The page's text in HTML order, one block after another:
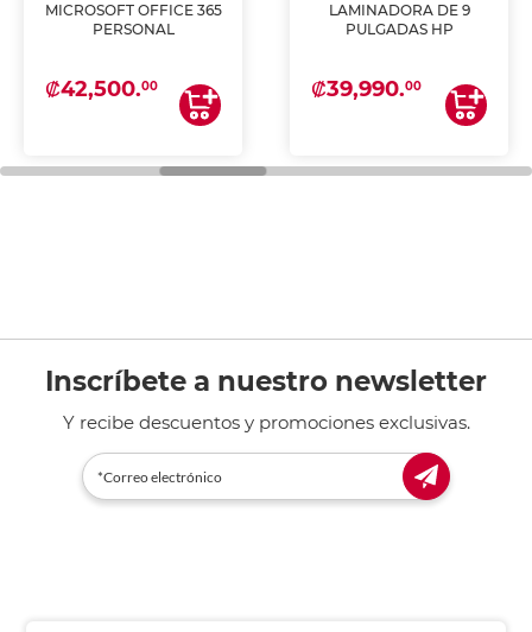
MICROSOFT OFFICE 365
PERSONAL
₡42,500.00
LAMINADORA DE 9
PULGADAS HP
₡39,990.00
Inscríbete a nuestro newsletter
Y recibe descuentos y promociones exclusivas.